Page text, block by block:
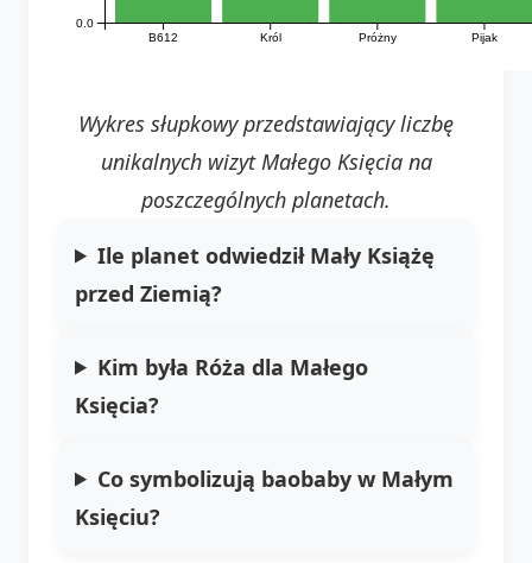
B612 Król Próżny Pijak
0.0
Wykres słupkowy przedstawiający liczbę
unikalnych wizyt Małego Księcia na
poszczególnych planetach.
Ile planet odwiedził Mały Książę
przed Ziemią?
Kim była Róża dla Małego
Księcia?
Co symbolizują baobaby w Małym
Księciu?